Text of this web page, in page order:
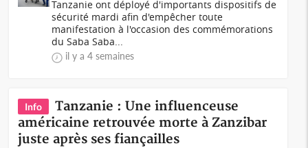
Tanzanie ont déployé d'importants dispositifs de
sécurité mardi afin d'empêcher toute
manifestation à l'occasion des commémorations
du Saba Saba...
il y a 4 semaines
Info
Tanzanie : Une influenceuse
américaine retrouvée morte à Zanzibar
juste après ses fiançailles